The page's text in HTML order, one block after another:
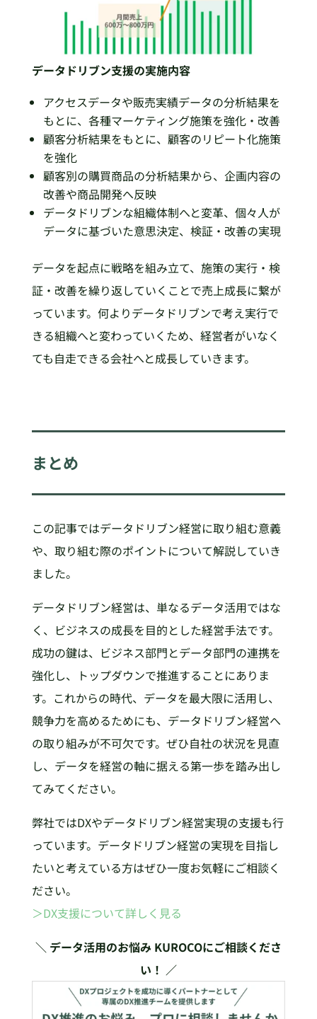
データドリブン支援の実施内容
アクセスデータや販売実績データの分析結果を
もとに、各種マーケティング施策を強化・改善
顧客分析結果をもとに、顧客のリピート化施策
を強化
顧客別の購買商品の分析結果から、企画内容の
改善や商品開発へ反映
データドリブンな組織体制へと変革、個々人が
データに基づいた意思決定、検証・改善の実現
データを起点に戦略を組み立て、施策の実行・検
証・改善を繰り返していくことで売上成長に繋が
っています。何よりデータドリブンで考え実行で
きる組織へと変わっていくため、経営者がいなく
ても自走できる会社へと成長していきます。
まとめ
この記事ではデータドリブン経営に取り組む意義
や、取り組む際のポイントについて解説していき
ました。
データドリブン経営は、単なるデータ活用ではな
く、ビジネスの成長を目的とした経営手法です。
成功の鍵は、ビジネス部門とデータ部門の連携を
強化し、トップダウンで推進することにありま
す。これからの時代、データを最大限に活用し、
競争力を高めるためにも、データドリブン経営へ
の取り組みが不可欠です。ぜひ自社の状況を見直
し、データを経営の軸に据える第一歩を踏み出し
てみてください。
弊社ではDXやデータドリブン経営実現の支援も行
っています。データドリブン経営の実現を目指し
たいと考えている方はぜひ一度お気軽にご相談く
ださい。
＞DX支援について詳しく見る
＼ データ活用のお悩み KUROCOにご相談くださ
い！ ／